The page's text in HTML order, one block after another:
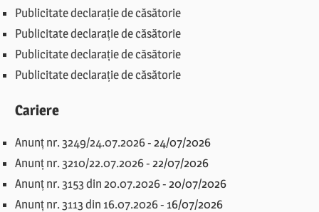
Publicitate declarație de căsătorie
Publicitate declarație de căsătorie
Publicitate declarație de căsătorie
Publicitate declarație de căsătorie
Cariere
Anunț nr. 3249/24.07.2026-24/07/2026
Anunț nr. 3210/22.07.2026-22/07/2026
Anunț nr. 3153 din 20.07.2026-20/07/2026
Anunț nr. 3113 din 16.07.2026- 16/07/2026